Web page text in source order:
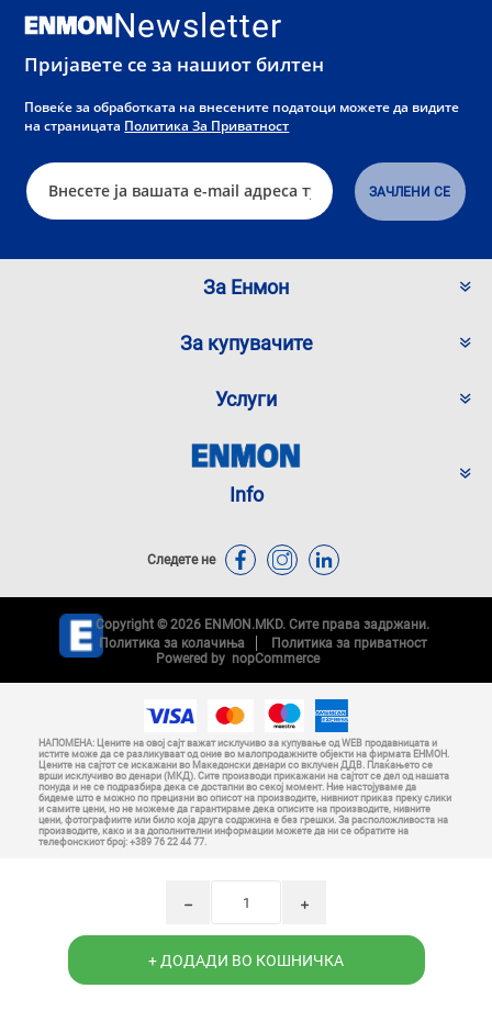
i
h
Newsletter
Пријавете се за нашиот билтен
Повеќе за обработката на внесените податоци можете да видите
на страницата Политика За Приватност
За Енмон
За купувачите
Услуги
Info
Следете не
Copyright © 2026 ENMON.MKD. Сите права задржани.
Политика за колачиња
Политика за приватност
Powered by nopCommerce
НАПОМЕНА: Цените на овој сајт важат исклучиво за купување од WEB продавницата и
истите може да се разликуваат од оние во малопродажните објекти на фирмата ЕНМОН.
Цените на сајтот се искажани во Македонски денари со вклучен ДДВ. Плаќањето се
врши исклучиво во денари (МКД). Сите производи прикажани на сајтот се дел од нашата
понуда и не се подразбира дека се достапни во секој момент. Ние настојуваме да
бидеме што е можно по прецизни во описот на производите, нивниот приказ преку слики
и самите цени, но не можеме да гарантираме дека описите на производите, нивните
цени, фотографиите или било која друга содржина е без грешки. За расположливоста на
производите, како и за дополнителни информации можете да ни се обратите на
телефонскиот број: +389 76 22 44 77.